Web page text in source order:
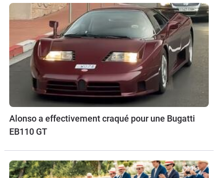
Alonso a effectivement craqué pour une Bugatti
EB110 GT